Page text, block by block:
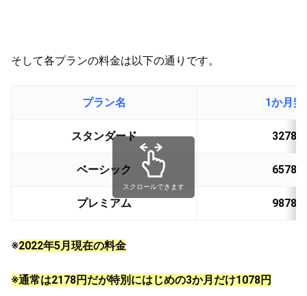
そして各プランの料金は以下の通りです。
プラン名 1か月契
スタンダード 3278円
ベーシック 6578円
プレミアム 9878円
スクロールできます
※2022年5月現在の料金
※通常は2178円だが特別にはじめの3か月だけ1078円